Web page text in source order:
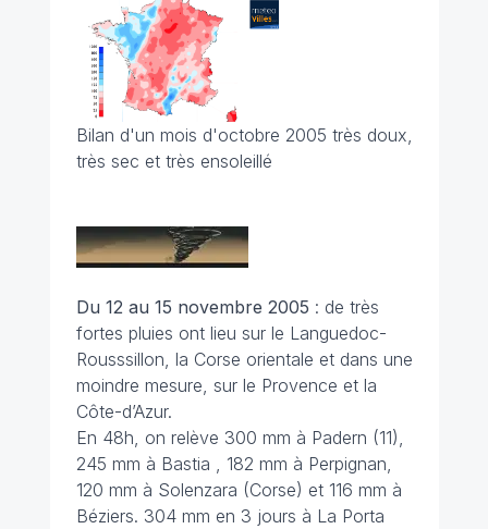
Bilan d'un mois d'octobre 2005 très doux,
très sec et très ensoleillé
Du 12 au 15 novembre 2005 : de très
fortes pluies ont lieu sur le Languedoc-
Rousssillon, la Corse orientale et dans une
moindre mesure, sur le Provence et la
Côte-d’Azur.
En 48h, on relève 300 mm à Padern (11),
245 mm à Bastia , 182 mm à Perpignan,
120 mm à Solenzara (Corse) et 116 mm à
Béziers. 304 mm en 3 jours à La Porta